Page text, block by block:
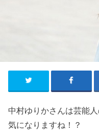
中村ゆりかさんは芸能
気になりますね！？